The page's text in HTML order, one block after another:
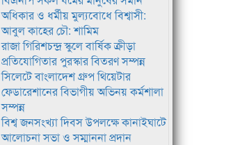
অধিকার ও ধর্মীয় মুল্যবোধে বিশ্বাসী:
আবুল কাহের চৌ: শামিম
রাজা গিরিশচন্দ্র স্কুলে বার্ষিক ক্রীড়া
প্রতিযোগিতার পুরস্কার বিতরণ সম্পন্ন
সিলেটে বাংলাদেশ গ্রুপ থিয়েটার
ফেডারেশানের বিভাগীয় অভিনয় কর্মশালা
সম্পন্ন
বিশ্ব জনসংখ্যা দিবস উপলক্ষে কানাইঘাটে
আলোচনা সভা ও সম্মাননা প্রদান